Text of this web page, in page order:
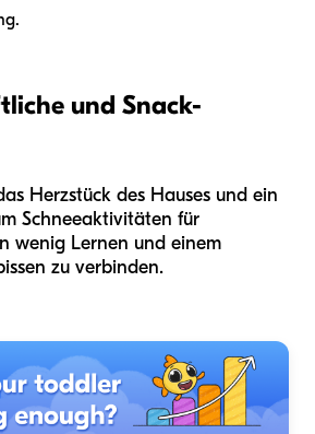
und Snack-
Herzstück des Hauses und ein
Schneeaktivitäten für
wenig Lernen und einem
zu verbinden.